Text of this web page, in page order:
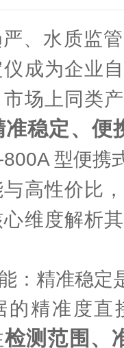
、水质监
成为企业
场上同类
准稳定、便
型便携
高性价比
维度解析
：精准稳定
的精准度直
检测范围、